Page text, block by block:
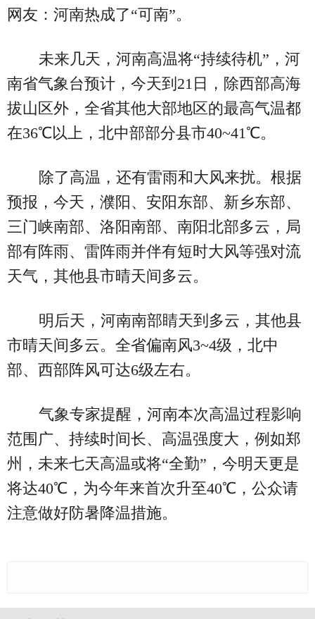
网友：河南热成了“可南”。
未来几天，河南高温将“持续待机”，河
南省气象台预计，今天到21日，除西部高海
拔山区外，全省其他大部地区的最高气温都
在36℃以上，北中部部分县市40~41℃。
除了高温，还有雷雨和大风来扰。根据
预报，今天，濮阳、安阳东部、新乡东部、
三门峡南部、洛阳南部、南阳北部多云，局
部有阵雨、雷阵雨并伴有短时大风等强对流
天气，其他县市晴天间多云。
明后天，河南南部睛天到多云，其他县
市晴天间多云。全省偏南风3~4级，北中
部、西部阵风可达6级左右。
气象专家提醒，河南本次高温过程影响
范围广、持续时间长、高温强度大，例如郑
州，未来七天高温或将“全勤”，今明天更是
将达40℃，为今年来首次升至40℃，公众请
注意做好防暑降温措施。